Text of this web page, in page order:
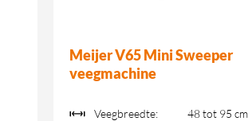
Meijer V65 Mini Sweeper
veegmachine
Veegbreedte:
48 tot 95 cm